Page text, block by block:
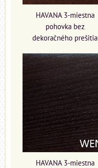
HAVANA 3-miestna
pohovka bez
dekoračného prešitia
HAVANA 3-miestna